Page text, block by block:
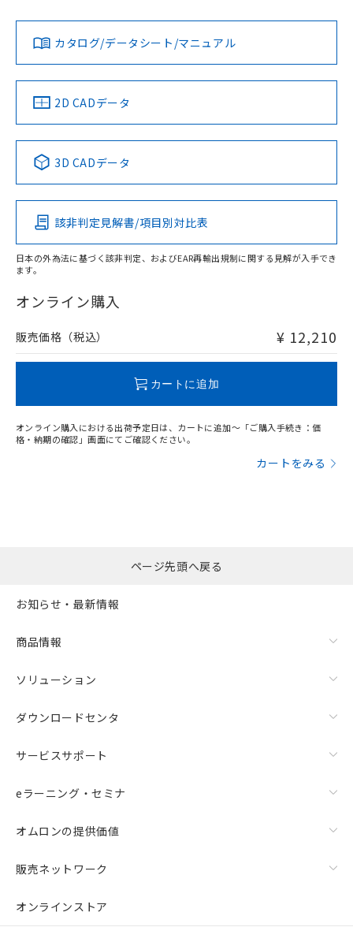
タイムチャート
以上、n: 70mm以上
検出領域
ダウンロードデータをご利用いただく前に、以下を必ずお読
みください。
ソフトウェアの使用条件
対応済み
中国 RoHS 注意事項・凡例
Pb Hg Cd Cr(VI)
O
在庫等で未対応品が混在する可能性があります。
問い合わせください。
LR型式承認
（イギリス
船舶規格）
DNV型式承認
（ノルウェー
BV型式承認
（フランス
KR型式
（韓国
No No No No
この製品の規格認証/適合状況ページへ
その他の認証はこちらのページからご検索ください
カタログ/データシート/マニュアル
2D CADデータ
3D CADデータ
該非判定見解書/項目別対比表
日本の外為法に基づく該非判定、およびEAR再輸出規制に関する見解が入手でき
ます。
オンライン購入
販売価格（税込） ¥ 12,210
カートに追加
オンライン購入における出荷予定日は、カートに追加～「ご購入手続き：価
格・納期の確認」画面にてご確認ください。
カートをみる
ページ先頭へ戻る
お知らせ・最新情報
商品情報
ソリューション
ダウンロードセンタ
サービスサポート
eラーニング・セミナ
オムロンの提供価値
販売ネットワーク
オンラインストア